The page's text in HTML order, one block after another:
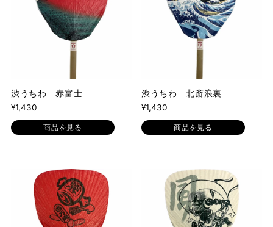
渋うちわ 赤富士
¥1,430
商品を見る
渋うちわ 北斎浪裏
¥1,430
商品を見る